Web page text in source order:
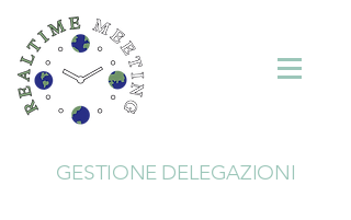
GESTIONE DELEGAZIONI